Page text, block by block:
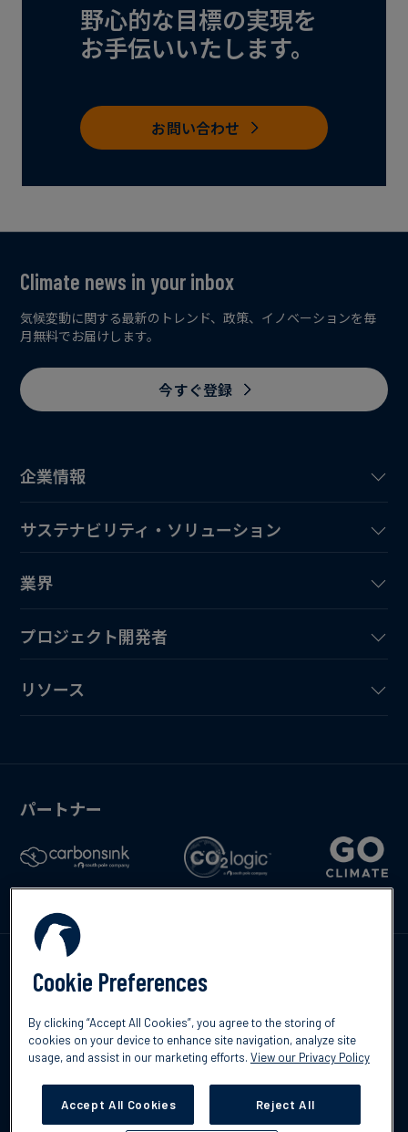
​野心的な目標の実現を
お手伝いいたします。
お問い合わせ
企業情報
サステナビリティ・ソリューション
業界
プロジェクト開発者
リソース
Climate news in your inbox
気候変動に関する最新のトレンド、政策、イノベーションを毎
月無料でお届けします。
今すぐ登録
パートナー
©2026 South Pole プライバシーポリシー 免責事項
Cookie Preferences
By clicking “Accept All Cookies”, you agree to the storing of
cookies on your device to enhance site navigation, analyze site
usage, and assist in our marketing efforts. View our Privacy Policy
Accept All Cookies Reject All